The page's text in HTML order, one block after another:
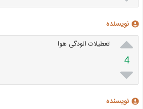
نویسنده

4

تعطیلات الودگی هوا
نویسنده